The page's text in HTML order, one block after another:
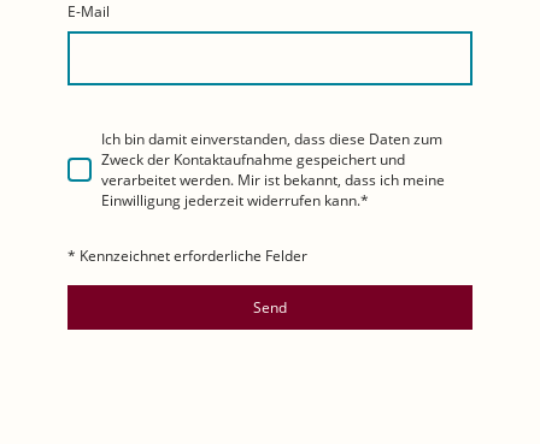
E-Mail
Ich bin damit einverstanden, dass diese Daten zum
Zweck der Kontaktaufnahme gespeichert und
verarbeitet werden. Mir ist bekannt, dass ich meine
Einwilligung jederzeit widerrufen kann.*
* Kennzeichnet erforderliche Felder
Send